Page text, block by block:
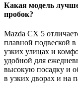
Какая модель
пробок?
Mazda CX 5
плавной подвеской
узких улицах и
удобной для
высокую посадку и
в узких дворах и на